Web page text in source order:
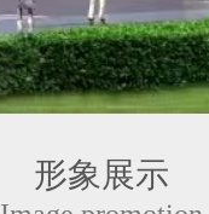
形象展示